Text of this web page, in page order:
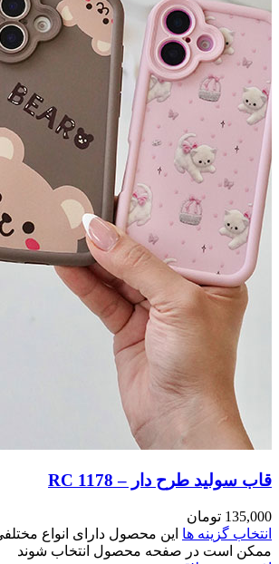
مختلفی می باشد. گزینه ها